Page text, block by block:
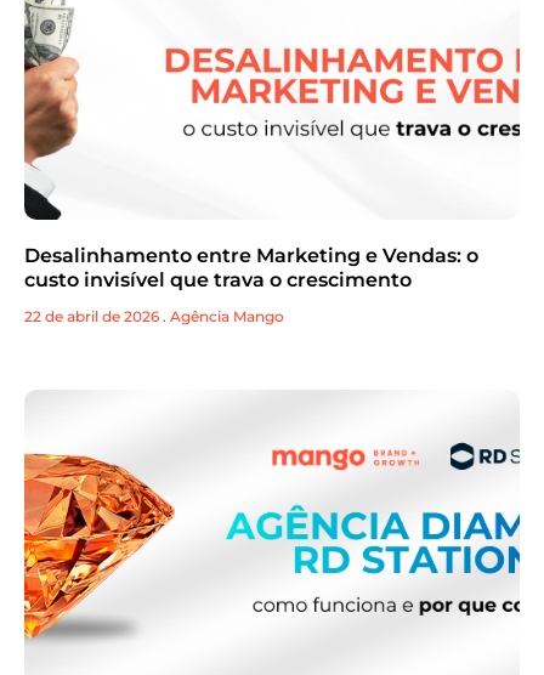
Desalinhamento entre Marketing e Vendas: o
custo invisível que trava o crescimento
22 de abril de 2026 . Agência Mango